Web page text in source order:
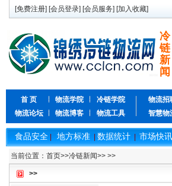
[免费注册] [会员登录] [会员服务] [加入收藏]
冷
链
新
闻
首 页 物流学院
冷链学院
物流论坛
物流博客 物流工具
物流招
智慧物
食品安全| 地方标准 数据统计 市场快讯
当前位置： 首页>>冷链新闻>> >>
>>